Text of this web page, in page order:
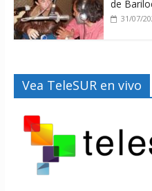
de
31/07/
Vea TeleSUR en vivo